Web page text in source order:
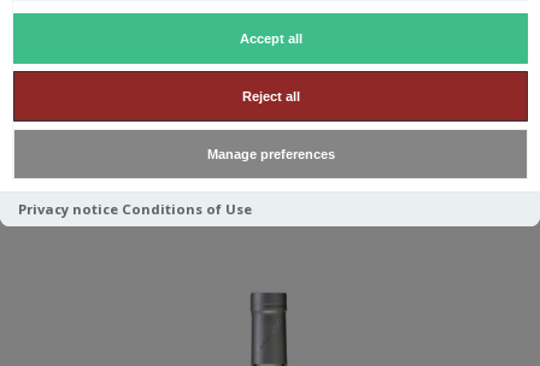
Accept all
Reject all
Manage preferences
Privacy notice Conditions of Use
ABSINTHE PERNOD 70CL 68°